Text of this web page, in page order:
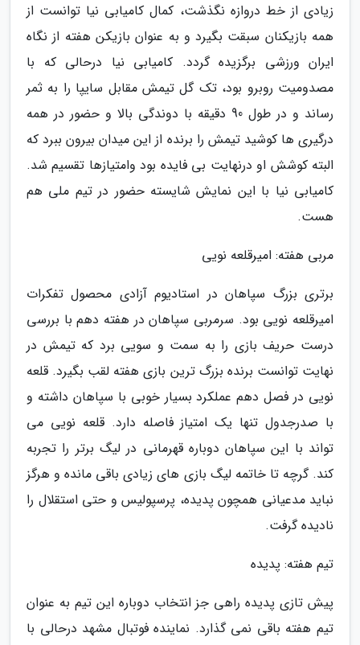
زیادی از خط دروازه نگذشت، کمال کامیابی نیا توانست از
همه بازیکنان سبقت بگیرد و به عنوان بازیکن هفته از نگاه
ایران ورزشی برگزیده گردد. کامیابی نیا درحالی که با
مصدومیت روبرو بود، تک گل تیمش مقابل سایپا را به ثمر
رساند و در طول 90 دقیقه با دوندگی بالا و حضور در همه
درگیری ها کوشید تیمش را برنده از این میدان بیرون ببرد که
البته کوشش او درنهایت بی فایده بود وامتیازها تقسیم شد.
کامیابی نیا با این نمایش شایسته حضور در تیم ملی هم
هست.
مربی هفته: امیرقلعه نویی
برتری بزرگ سپاهان در استادیوم آزادی محصول تفکرات
امیرقلعه نویی بود. سرمربی سپاهان در هفته دهم با بررسی
درست حریف بازی را به سمت و سویی برد که تیمش در
نهایت توانست برنده بزرگ ترین بازی هفته لقب بگیرد. قلعه
نویی در فصل دهم عملکرد بسیار خوبی با سپاهان داشته و
با صدرجدول تنها یک امتیاز فاصله دارد. قلعه نویی می
تواند با این سپاهان دوباره قهرمانی در لیگ برتر را تجربه
کند. گرچه تا خاتمه لیگ بازی های زیادی باقی مانده و هرگز
نباید مدعیانی همچون پدیده، پرسپولیس و حتی استقلال را
نادیده گرفت.
تیم هفته: پدیده
پیش تازی پدیده راهی جز انتخاب دوباره این تیم به عنوان
تیم هفته باقی نمی گذارد. نماینده فوتبال مشهد درحالی با